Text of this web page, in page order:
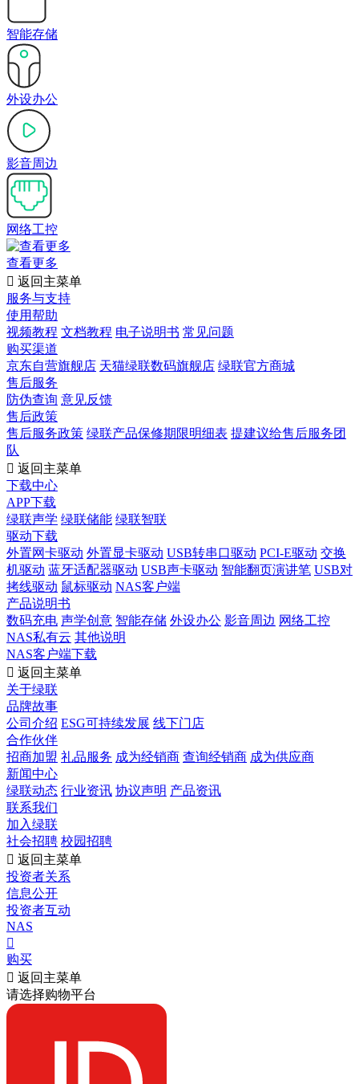
智能存储
外设办公
影音周边
网络工控
查看更多
 返回主菜单
服务与支持
使用帮助
视频教程 文档教程 电子说明书 常见问题
购买渠道
京东自营旗舰店 天猫绿联数码旗舰店 绿联官方商城
售后服务
防伪查询 意见反馈
售后政策
售后服务政策 绿联产品保修期限明细表 提建议给售后服务团
队
 返回主菜单
下载中心
APP下载
绿联声学 绿联储能 绿联智联
驱动下载
外置网卡驱动 外置显卡驱动 USB转串口驱动 PCI-E驱动 交换
机驱动 蓝牙适配器驱动 USB声卡驱动 智能翻页演讲笔 USB对
拷线驱动 鼠标驱动 NAS客户端
产品说明书
数码充电 声学创意 智能存储 外设办公 影音周边 网络工控
NAS私有云 其他说明
NAS客户端下载
 返回主菜单
关于绿联
品牌故事
公司介绍 ESG可持续发展 线下门店
合作伙伴
招商加盟 礼品服务 成为经销商 查询经销商 成为供应商
新闻中心
绿联动态 行业资讯 协议声明 产品资讯
联系我们
加入绿联
社会招聘 校园招聘
 返回主菜单
投资者关系
信息公开
投资者互动
NAS

购买
 返回主菜单
请选择购物平台